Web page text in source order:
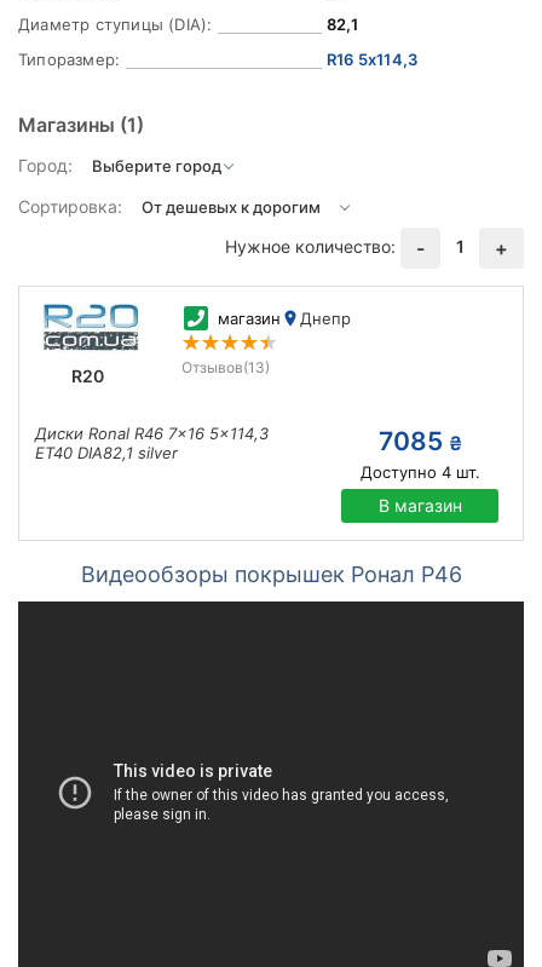
Диаметр ступицы (DIA):
82,1
Типоразмер:
R16 5x114,3
Магазины (1)
Город:
Сортировка:
Нужное количество:
- 1 +
R20
магазин Днепр
Отзывов(13)
Диски Ronal R46 7x16 5x114,3
ET40 DIA82,1 silver
7085 ₴
Доступно 4шт.
В магазин
Видеообзоры покрышек Ронал Р46